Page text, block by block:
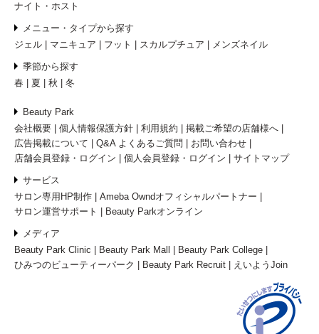
ナイト・ホスト
メニュー・タイプから探す
ジェル
マニキュア フット スカルプチュア メンズネイル
季節から探す
春
夏 秋 冬
Beauty Park
会社概要
個人情報保護方針 利用規約
掲載ご希望の店舗様へ
広告掲載について
Q&A よくあるご質問
お問い合わせ
店舗会員登録・ログイン
個人会員登録・ログイン サイトマップ
サービス
サロン専用HP制作
Ameba Owndオフィシャルパートナー
サロン運営サポート
Beauty Parkオンライン
メディア
Beauty Park Clinic
Beauty Park Mall
Beauty Park College
ひみつのビューティーパーク
Beauty Park Recruit えいようJoin